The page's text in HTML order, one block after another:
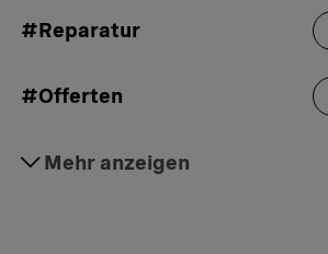
#Reparatur
#Offerten
Mehr anzeigen
#Autoversicherung